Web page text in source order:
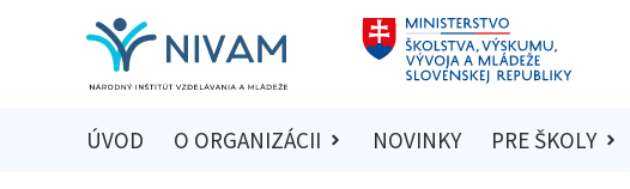
ÚVOD O ORGANIZÁCII NOVINKY PRE ŠKOLY